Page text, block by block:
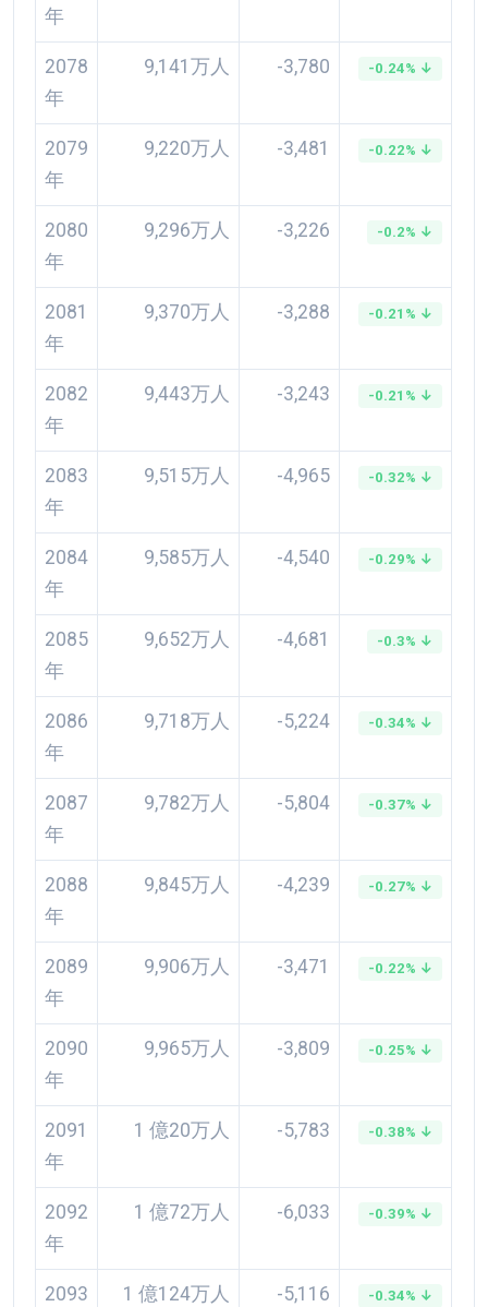
年
2078
年
9,141万人 -3,780 -0.24% ↓
2079
年
9,220万人 -3,481 -0.22% ↓
2080
年
9,296万人 -3,226 -0.2% ↓
2081
年
9,370万人 -3,288 -0.21% ↓
2082
年
9,443万人 -3,243 -0.21% ↓
2083
年
9,515万人 -4,965 -0.32% ↓
2084
年
9,585万人 -4,540 -0.29% ↓
2085
年
9,652万人 -4,681 -0.3% ↓
2086
年
9,718万人 -5,224 -0.34% ↓
2087
年
9,782万人 -5,804 -0.37% ↓
2088
年
9,845万人 -4,239 -0.27% ↓
2089
年
9,906万人 -3,471 -0.22% ↓
2090
年
9,965万人 -3,809 -0.25% ↓
2091
年
1 億20万人 -5,783 -0.38% ↓
2092
年
1 億72万人 -6,033 -0.39% ↓
2093
1 億124万人 -5,116 -0.34% ↓